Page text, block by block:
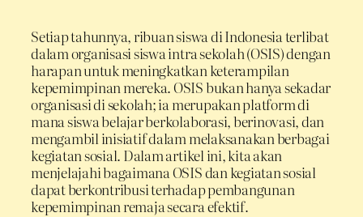
Setiap tahunnya, ribuan siswa di Indonesia terlibat
dalam organisasi siswa intra sekolah (OSIS) dengan
harapan untuk meningkatkan keterampilan
kepemimpinan mereka. OSIS bukan hanya sekadar
organisasi di sekolah; ia merupakan platform di
mana siswa belajar berkolaborasi, berinovasi, dan
mengambil inisiatif dalam melaksanakan berbagai
kegiatan sosial. Dalam artikel ini, kita akan
menjelajahi bagaimana OSIS dan kegiatan sosial
dapat berkontribusi terhadap pembangunan
kepemimpinan remaja secara efektif.